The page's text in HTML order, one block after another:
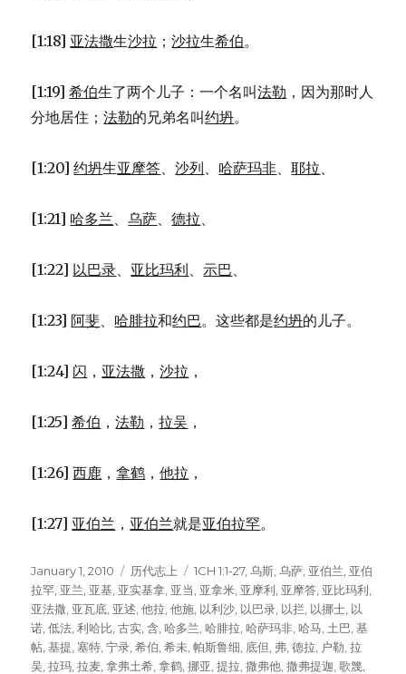
[1:18] 亚法撒生沙拉 ；沙拉生希伯。
[1:19]希伯生了两个儿子：一个名叫法勒 ，因为那时人
分地居住；法勒的兄弟名叫约坍。
[1:20]约坍生亚摩答、沙列、 哈萨玛非、耶拉、
[1:21] 哈多兰、乌萨、德拉、
[1:22] 以巴录、 亚比玛利、示巴、
[1:23] 阿斐、 哈腓拉和约巴。这些都是约坍的儿子。
[1:24] 闪 ， 亚法撒 ，沙拉 ，
[1:25]希伯 ，法勒 ，拉吴 ，
[1:26]西鹿 ，拿鹤 ，他拉 ，
[1:27] 亚伯兰 ， 亚伯兰就是亚伯拉罕。
Posted
on
January 1, 2010 Categories
历代志上 Tags
1CH 1:1-27,乌斯 ,乌萨 亚伯兰 亚伯
拉罕 亚兰 亚基 亚实基拿 亚当 亚拿米 亚摩利 亚摩答 亚比玛利
亚法撒 亚瓦底 亚述 ,他拉 ,他施 以利沙 以巴录 以拦 以挪士 以
诺 ,低法 ,利哈比 ,古实 ,含 ,哈多兰 ,哈腓拉 ,哈萨玛非 ,哈马 土巴 ,基
帖 ,基提 塞特 ,宁录 ,希伯 ,希未 ,帕斯鲁细 底但 弗 ,德拉 户勒 ,拉
吴 ,拉玛 ,拉麦 ,拿弗土希 ,拿鹤 ,挪亚 ,提拉 ,撒弗他 ,撒弗提迦 ,歌篾